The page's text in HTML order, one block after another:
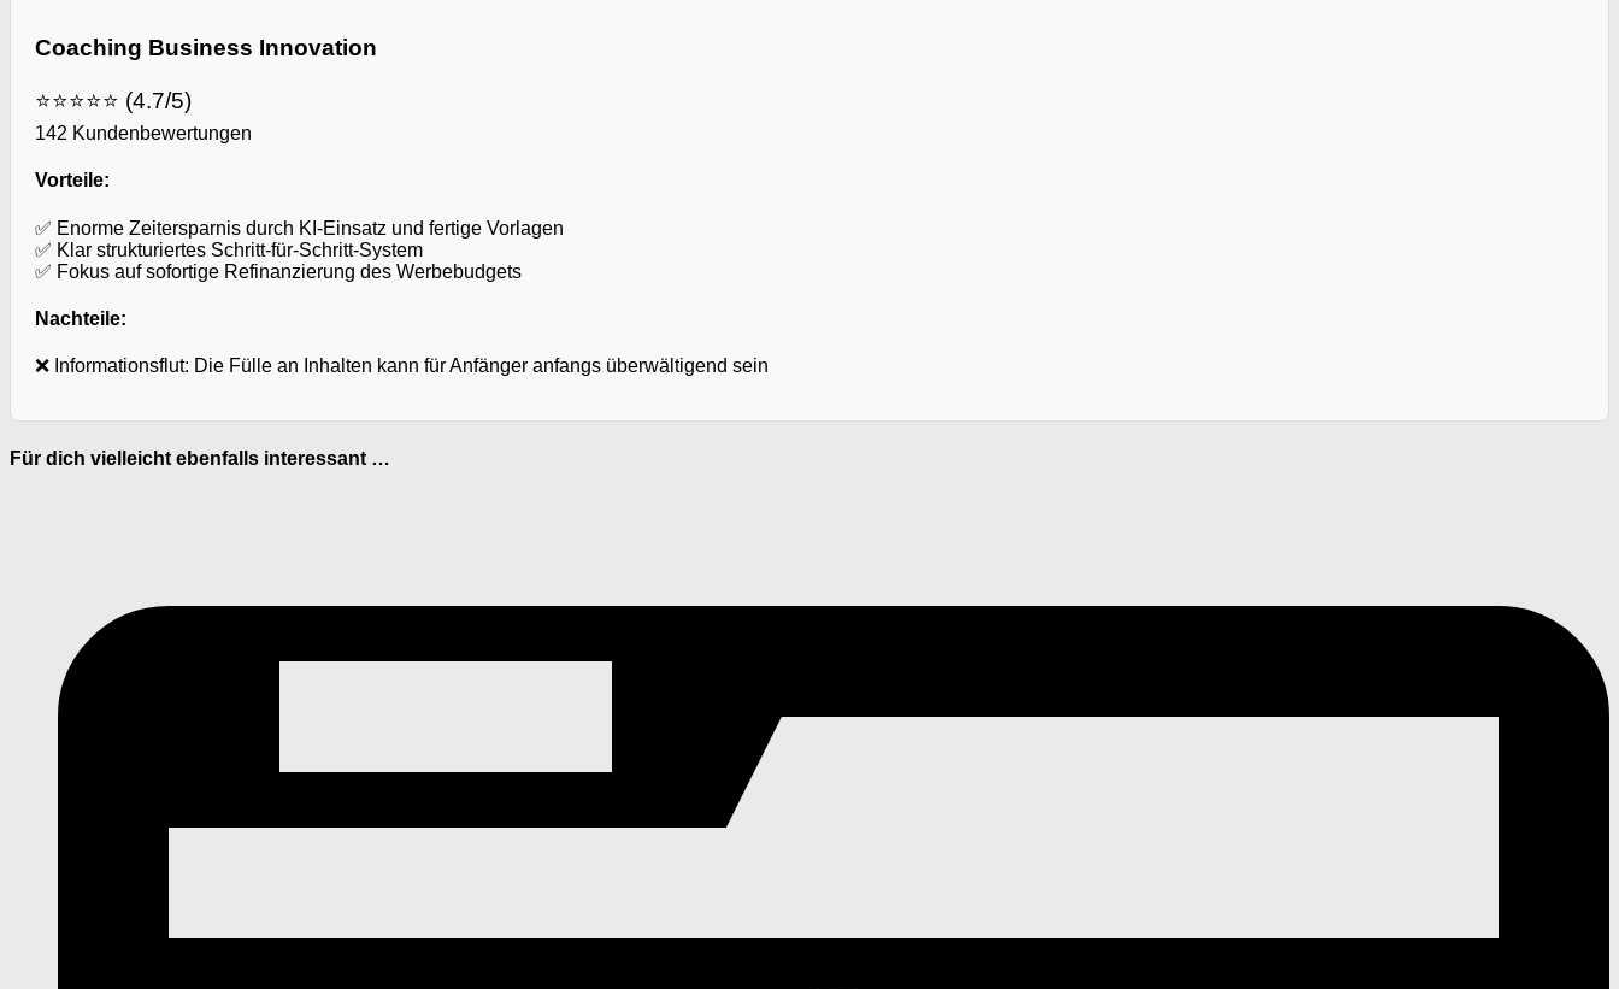
Coaching Business Innovation
⭐⭐⭐⭐⭐ (4.7/5)
142 Kundenbewertungen
Vorteile:
✅ Enorme Zeitersparnis durch KI-Einsatz und fertige Vorlagen
✅ Klar strukturiertes Schritt-für-Schritt-System
✅ Fokus auf sofortige Refinanzierung des Werbebudgets
Nachteile:
❌ Informationsflut: Die Fülle an Inhalten kann für Anfänger anfangs überwältigend sein
Für dich vielleicht ebenfalls interessant …